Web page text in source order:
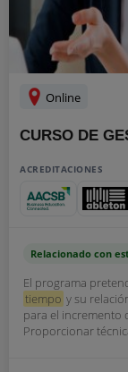
Online
CURSO DE
ACREDITACIONES
Relacionado con
El programa
tiempo y su
para el incremento
Proporcionar